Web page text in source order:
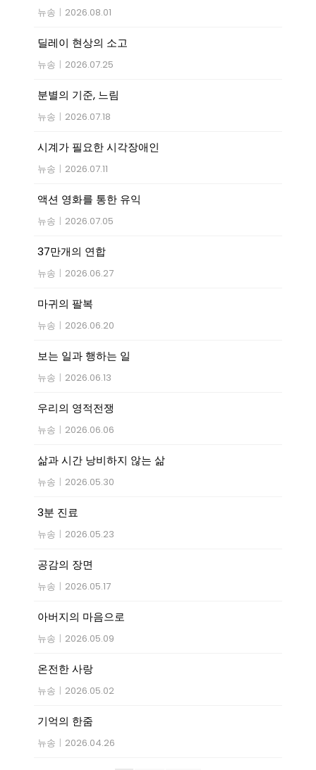
뉴송 | 2026.08.01
딜레이 현상의 소고
뉴송 | 2026.07.25
분별의 기준, 느림
뉴송 | 2026.07.18
시계가 필요한 시각장애인
뉴송 | 2026.07.11
액션 영화를 통한 유익
뉴송 | 2026.07.05
37만개의 연합
뉴송 | 2026.06.27
마귀의 팔복
뉴송 | 2026.06.20
보는 일과 행하는 일
뉴송 | 2026.06.13
우리의 영적전쟁
뉴송 | 2026.06.06
삶과 시간 낭비하지 않는 삶
뉴송 | 2026.05.30
3분 진료
뉴송 | 2026.05.23
공감의 장면
뉴송 | 2026.05.17
아버지의 마음으로
뉴송 | 2026.05.09
온전한 사랑
뉴송 | 2026.05.02
기억의 한줌
뉴송 | 2026.04.26